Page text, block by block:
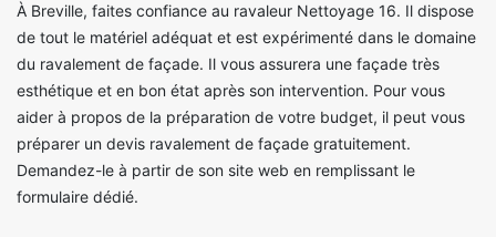
À Breville, faites confiance au ravaleur Nettoyage 16. Il dispose
de tout le matériel adéquat et est expérimenté dans le domaine
du ravalement de façade. Il vous assurera une façade très
esthétique et en bon état après son intervention. Pour vous
aider à propos de la préparation de votre budget, il peut vous
préparer un devis ravalement de façade gratuitement.
Demandez-le à partir de son site web en remplissant le
formulaire dédié.